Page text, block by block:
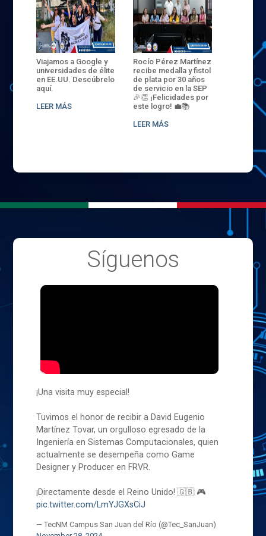
Viajamos a Google y
universidades de élite
en EE.UU. Descúbrelo
aquí.
LEER MÁS
Rocío Pérez Martínez
recibe medalla y fistol
de plata por 30 años
de servicio en la SEP
🎉👏 ¡Felicidades por
este logro! 💼📚
LEER MÁS
ENECB-
del
batalla.
32
sede
Síguenos
¡Una visita muy especial!
Tuvimos el honor de recibir a David Eugenio
Martínez Tovar, un orgulloso egresado de la
Ingeniería en Sistemas Computacionales, quien
actualmente se desempeña como Game
Designer y Producer en FRVR.
¡Directamente desde el Reino Unido! 🇬🇧 🎮
pic.twitter.com/LmYJGXsCiJ
— TecNM Campus San Juan del Río (@Tec_SanJuan)